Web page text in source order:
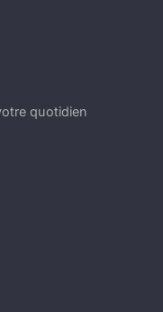
quotidien